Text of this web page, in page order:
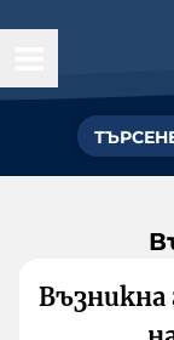
Възникна